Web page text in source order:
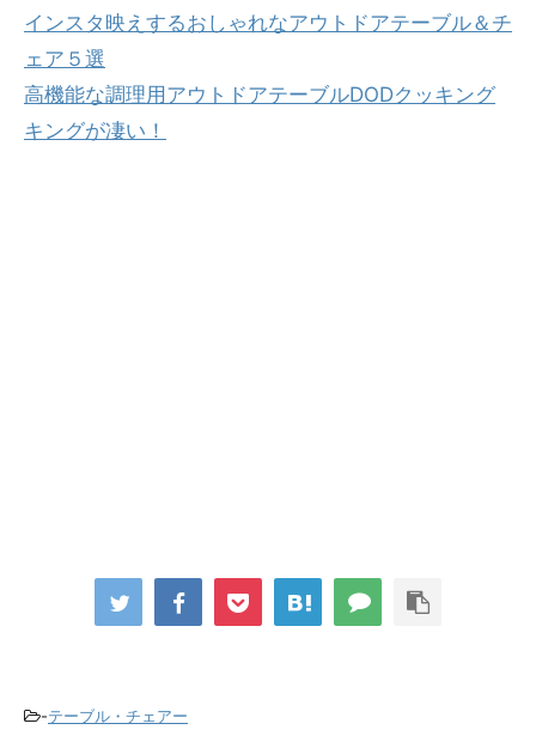
インスタ映えするおしゃれなアウトドアテーブル＆チ
ェア５選
高機能な調理用アウトドアテーブルDODクッキング
キングが凄い！
-テーブル・チェアー